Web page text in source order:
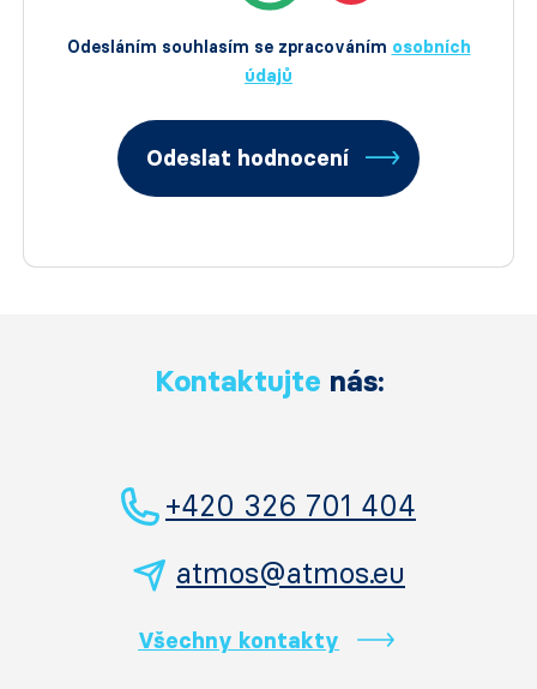
Odesláním souhlasím se zpracováním osobních
údajů
Odeslat hodnocení
Kontaktujte nás:
+420 326 701 404
atmos@atmos.eu
Všechny kontakty